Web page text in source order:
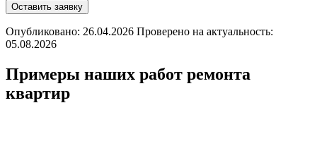
Оставить заявку
Опубликовано: 26.04.2026 Проверено на актуальность:
05.08.2026
Примеры наших работ ремонта
квартир